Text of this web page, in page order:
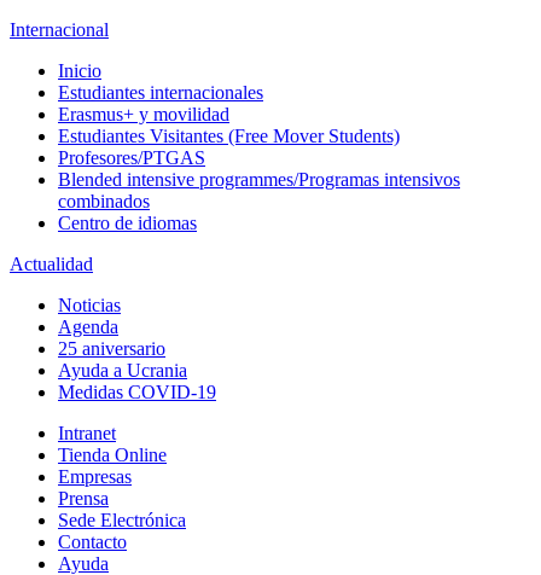
Internacional
Inicio
Estudiantes internacionales
Erasmus+ y movilidad
Estudiantes Visitantes (Free Mover Students)
Profesores/PTGAS
Blended intensive programmes/Programas intensivos
combinados
Centro de idiomas
Actualidad
Noticias
Agenda
25 aniversario
Ayuda a Ucrania
Medidas COVID-19
Intranet
Tienda Online
Empresas
Prensa
Sede Electrónica
Contacto
Ayuda